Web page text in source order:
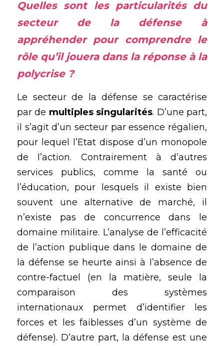
Quelles sont les particularités du
secteur de la défense à
appréhender pour comprendre le
rôle qu’il jouera dans la réponse à la
polycrise ?
Le secteur de la défense se caractérise
par de multiples singularités. D’une part,
il s’agit d’un secteur par essence régalien,
pour lequel l’Etat dispose d’un monopole
de l’action. Contrairement à d’autres
services publics, comme la santé ou
l’éducation, pour lesquels il existe bien
souvent une alternative de marché, il
n’existe pas de concurrence dans le
domaine militaire. L’analyse de l’efficacité
de l’action publique dans le domaine de
la défense se heurte ainsi à l’absence de
contre-factuel (en la matière, seule la
comparaison des systèmes
internationaux permet d’identifier les
forces et les faiblesses d’un système de
défense). D’autre part, la défense est une